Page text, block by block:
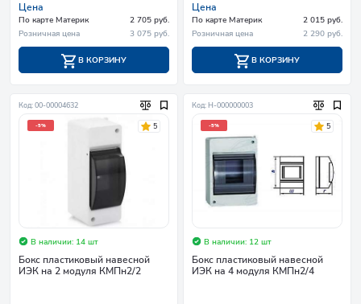
Цена
По карте Материк
2 705 руб.
Розничная цена
3 075 руб.
В КОРЗИНУ
Цена
По карте Материк
2 015 руб.
Розничная цена
2 290 руб.
В КОРЗИНУ
Код: 00-00004632
-5% 5
В наличии: 14 шт
Бокс пластиковый навесной
ИЭК на 2 модуля КМПн2/2
Код: Н-000000003
-5% 5
В наличии: 12 шт
Бокс пластиковый навесной
ИЭК на 4 модуля КМПн2/4